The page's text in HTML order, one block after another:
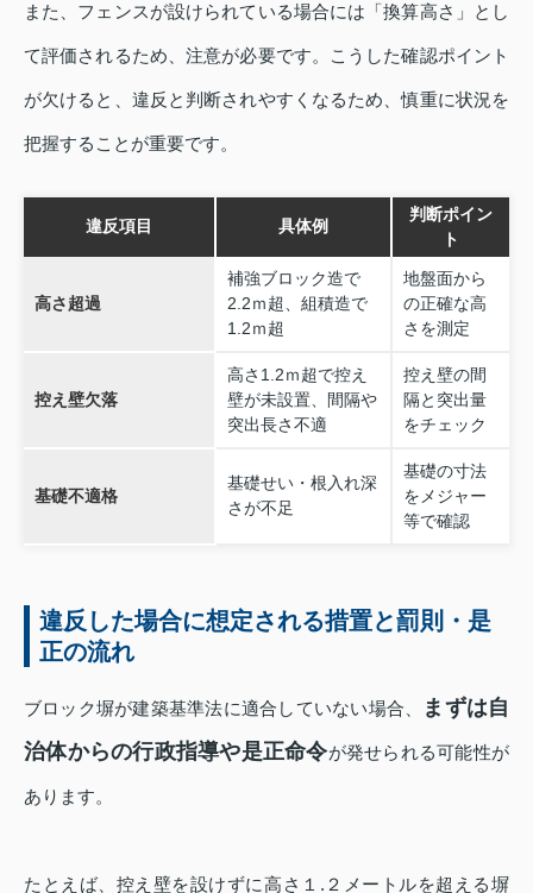
また、フェンスが設けられている場合には「換算高さ」とし
て評価されるため、注意が必要です。こうした確認ポイント
が欠けると、違反と判断されやすくなるため、慎重に状況を
把握することが重要です。
違反項目 具体例
判断ポイン
ト
高さ超過
補強ブロック造で
2.2ｍ超、組積造で
1.2ｍ超
地盤面から
の正確な高
さを測定
控え壁欠落
高さ1.2ｍ超で控え
壁が未設置、間隔や
突出長さ不適
控え壁の間
隔と突出量
をチェック
基礎不適格
基礎せい・根入れ深
さが不足
基礎の寸法
をメジャー
等で確認
違反した場合に想定される措置と罰則・是
正の流れ
ブロック塀が建築基準法に適合していない場合、
まずは自
治体からの行政指導や是正命令が発せられる可能性が
あります。
たとえば、控え壁を設けずに高さ１.２メートルを超える塀